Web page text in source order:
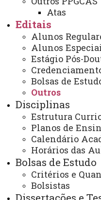
Atas
Editais
Alunos
Alunos
Estágio Pós-
Bolsas de
Outros
Disciplinas
Estrutura
Planos de
Calendário
Horários das
Bolsas de Estudo
Critérios e
Bolsistas
Horário
Você está aqui:Unioeste
PPGCAS - Pós
Aplicadas á Saúde -
Editais
Outros
Edital 012/2025 –
Exame de Proficiência
(Inglês)